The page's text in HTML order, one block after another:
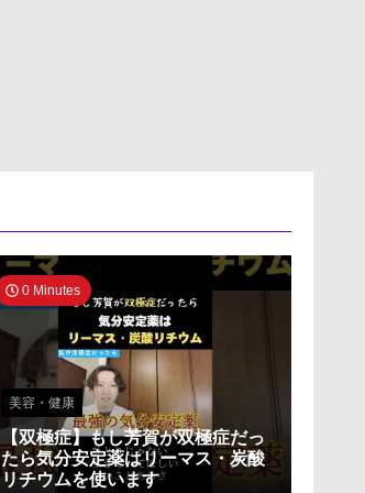
0 Minutes
美容・健康
【双極症】もし芳賀が双極症だっ
たら気分安定薬はリーマス・炭酸
リチウムを使います